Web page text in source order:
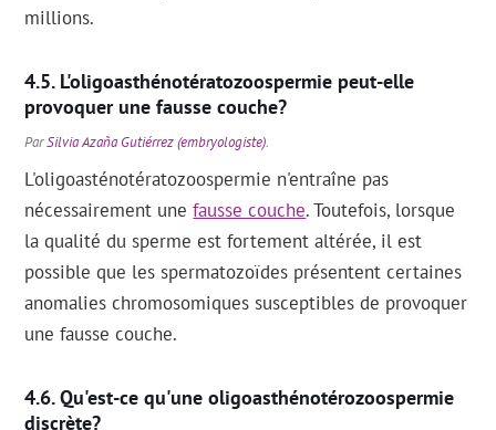
millions.
L'oligoasthénotératozoospermie peut-elle
provoquer une fausse couche?
ParSilvia Azaña Gutiérrez (embryologiste).
L'oligoasténotératozoospermie n'entraîne pas
nécessairement unefausse couche. Toutefois, lorsque
la qualité du sperme est fortement altérée, il est
possible que les spermatozoïdes présentent certaines
anomalies chromosomiques susceptibles de provoquer
une fausse couche.
Qu'est-ce qu'une oligoasthénotérozoospermie
discrète?